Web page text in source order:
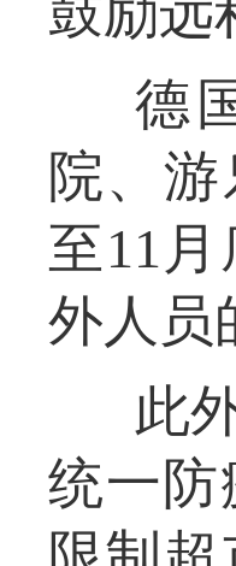
鼓励远
德
院、
至11
外人员
此
统一防